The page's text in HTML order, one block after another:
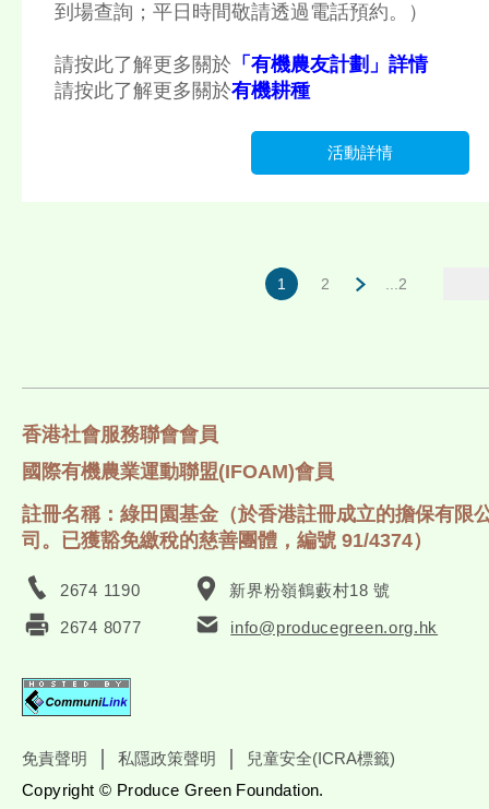
到場查詢；平日時間敬請透過電話預約。）
請按此了解更多關於 「有機農友計劃」詳情
請按此了解更多關於有機耕種
活動詳情
1 2 ...2
香港社會服務聯會會員
國際有機農業運動聯盟(IFOAM)會員
註冊名稱：綠田園基金（於香港註冊成立的擔保有限
司。已獲豁免繳稅的慈善團體，編號 91/4374）
2674 1190
新界粉嶺鶴藪村18 號
2674 8077
info@producegreen.org.hk
免責聲明 私隱政策聲明
兒童安全(ICRA標籤)
Copyright © Produce Green Foundation.